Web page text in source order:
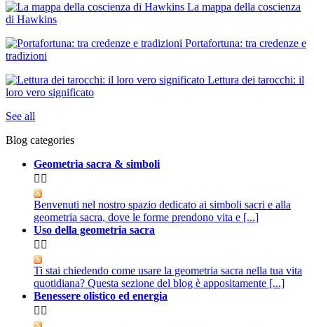
La mappa della coscienza
di Hawkins
Portafortuna: tra credenze e
tradizioni
Lettura dei tarocchi: il
loro vero significato
See all
Blog categories
Geometria sacra & simboli
 
Benvenuti nel nostro spazio dedicato ai simboli sacri e alla
geometria sacra, dove le forme prendono vita e [...]
Uso della geometria sacra
 
Ti stai chiedendo come usare la geometria sacra nella tua vita
quotidiana? Questa sezione del blog è appositamente [...]
Benessere olistico ed energia
 